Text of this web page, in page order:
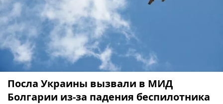
Посла Украины вызвали в МИД
Болгарии из-за падения беспилотника